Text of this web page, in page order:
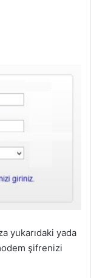
yukarıdaki yada
şifrenizi